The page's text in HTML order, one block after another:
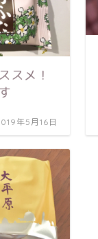
スメ！
年5月16日